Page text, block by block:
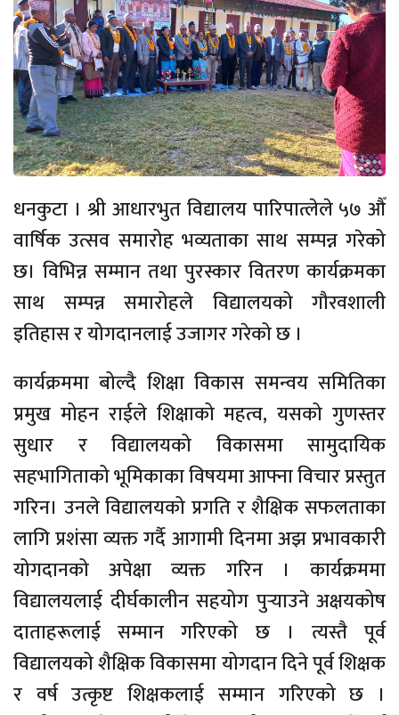
धनकुटा । श्री आधारभुत विद्यालय पारिपात्लेले ५७ औँ
वार्षिक उत्सव समारोह भव्यताका साथ सम्पन्न गरेको
छ। विभिन्न सम्मान तथा पुरस्कार वितरण कार्यक्रमका
साथ सम्पन्न समारोहले विद्यालयको गौरवशाली
इतिहास र योगदानलाई उजागर गरेको छ ।
कार्यक्रममा बोल्दै शिक्षा विकास समन्वय समितिका
प्रमुख मोहन राईले शिक्षाको महत्व, यसको गुणस्तर
सुधार र विद्यालयको विकासमा सामुदायिक
सहभागिताको भूमिकाका विषयमा आफ्ना विचार प्रस्तुत
गरिन। उनले विद्यालयको प्रगति र शैक्षिक सफलताका
लागि प्रशंसा व्यक्त गर्दै आगामी दिनमा अझ प्रभावकारी
योगदानको अपेक्षा व्यक्त गरिन । कार्यक्रममा
विद्यालयलाई दीर्घकालीन सहयोग पुर्‍याउने अक्षयकोष
दाताहरूलाई सम्मान गरिएको छ । त्यस्तै पूर्व
विद्यालयको शैक्षिक विकासमा योगदान दिने पूर्व शिक्षक
र वर्ष उत्कृष्ट शिक्षकलाई सम्मान गरिएको छ ।